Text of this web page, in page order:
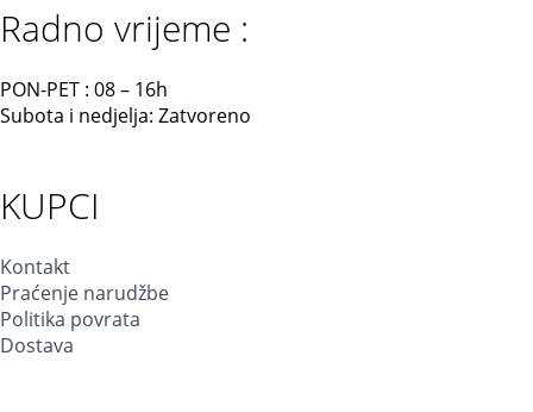
Radno vrijeme :
PON-PET : 08 – 16h
Subota i nedjelja: Zatvoreno
KUPCI
Kontakt
Praćenje narudžbe
Politika povrata
Dostava